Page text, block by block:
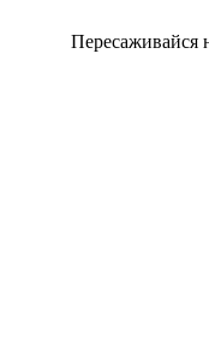
Пересаживайся